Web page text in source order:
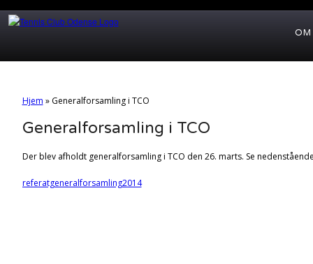
OM
Hjem » Generalforsamling i TCO
Generalforsamling i TCO
Der blev afholdt generalforsamling i TCO den 26. marts. Se
referatgeneralforsamling2014